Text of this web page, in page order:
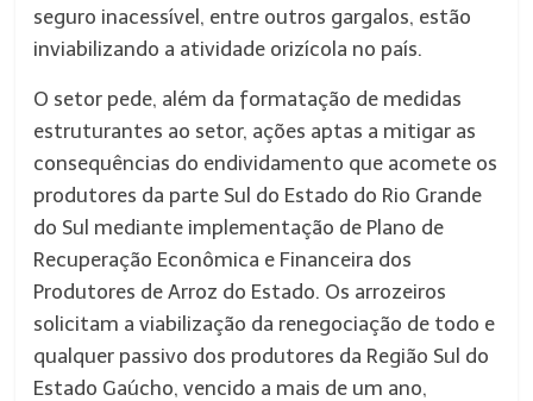
seguro inacessível, entre outros gargalos, estão
inviabilizando a atividade orizícola no país.
O setor pede, além da formatação de medidas
estruturantes ao setor, ações aptas a mitigar as
consequências do endividamento que acomete os
produtores da parte Sul do Estado do Rio Grande
do Sul mediante implementação de Plano de
Recuperação Econômica e Financeira dos
Produtores de Arroz do Estado. Os arrozeiros
solicitam a viabilização da renegociação de todo e
qualquer passivo dos produtores da Região Sul do
Estado Gaúcho, vencido a mais de um ano,